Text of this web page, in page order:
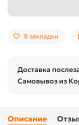
В закладки
Доставка
Самовывоз из
Описание